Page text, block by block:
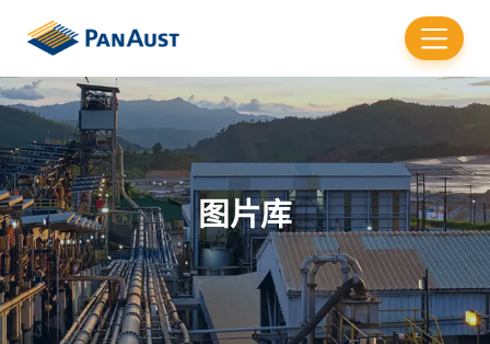
图片库